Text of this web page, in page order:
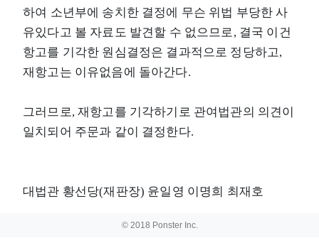
하여 소년부에 송치한 결정에 무슨 위법 부당한 사
유있다고 볼 자료도 발견할 수 없으므로, 결국 이건
항고를 기각한 원심결정은 결과적으로 정당하고,
재항고는 이유없음에 돌아간다.
그러므로, 재항고를 기각하기로 관여법관의 의견이
일치되어 주문과 같이 결정한다.
대법관 황선당(재판장) 윤일영 이명희 최재호
© 2018 Ponster Inc.